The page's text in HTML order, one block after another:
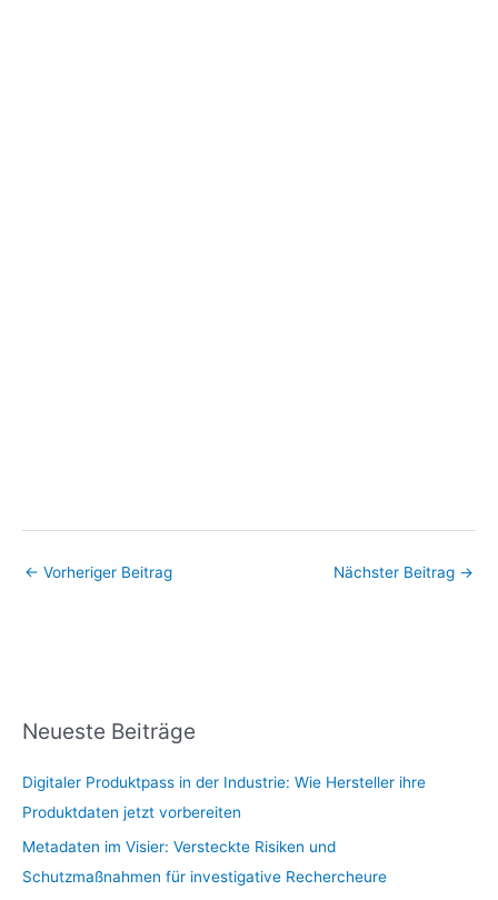
← Vorheriger Beitrag Nächster Beitrag →
Neueste Beiträge
Digitaler Produktpass in der Industrie: Wie Hersteller ihre
Produktdaten jetzt vorbereiten
Metadaten im Visier: Versteckte Risiken und
Schutzmaßnahmen für investigative Rechercheure